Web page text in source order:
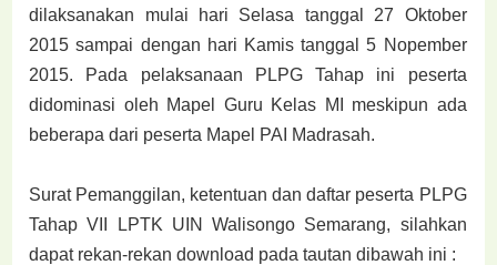
dilaksanakan mulai hari Selasa tanggal 27 Oktober
2015 sampai dengan hari Kamis tanggal 5 Nopember
2015. Pada pelaksanaan PLPG Tahap ini peserta
didominasi oleh Mapel Guru Kelas MI meskipun ada
beberapa dari peserta Mapel PAI Madrasah.
Surat Pemanggilan, ketentuan dan daftar peserta PLPG
Tahap VII LPTK UIN Walisongo Semarang, silahkan
dapat rekan-rekan download pada tautan dibawah ini :